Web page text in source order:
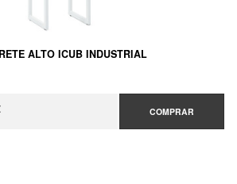
ALTO ICUB INDUSTRIAL
COMPRAR